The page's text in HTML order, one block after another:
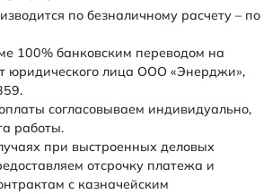
по безналичному расчету – по
100% банковским переводом на
юридического лица ООО «Энерджи»,
согласовываем индивидуально,
работы.
при выстроенных деловых
отсрочку платежа и
с казначейским